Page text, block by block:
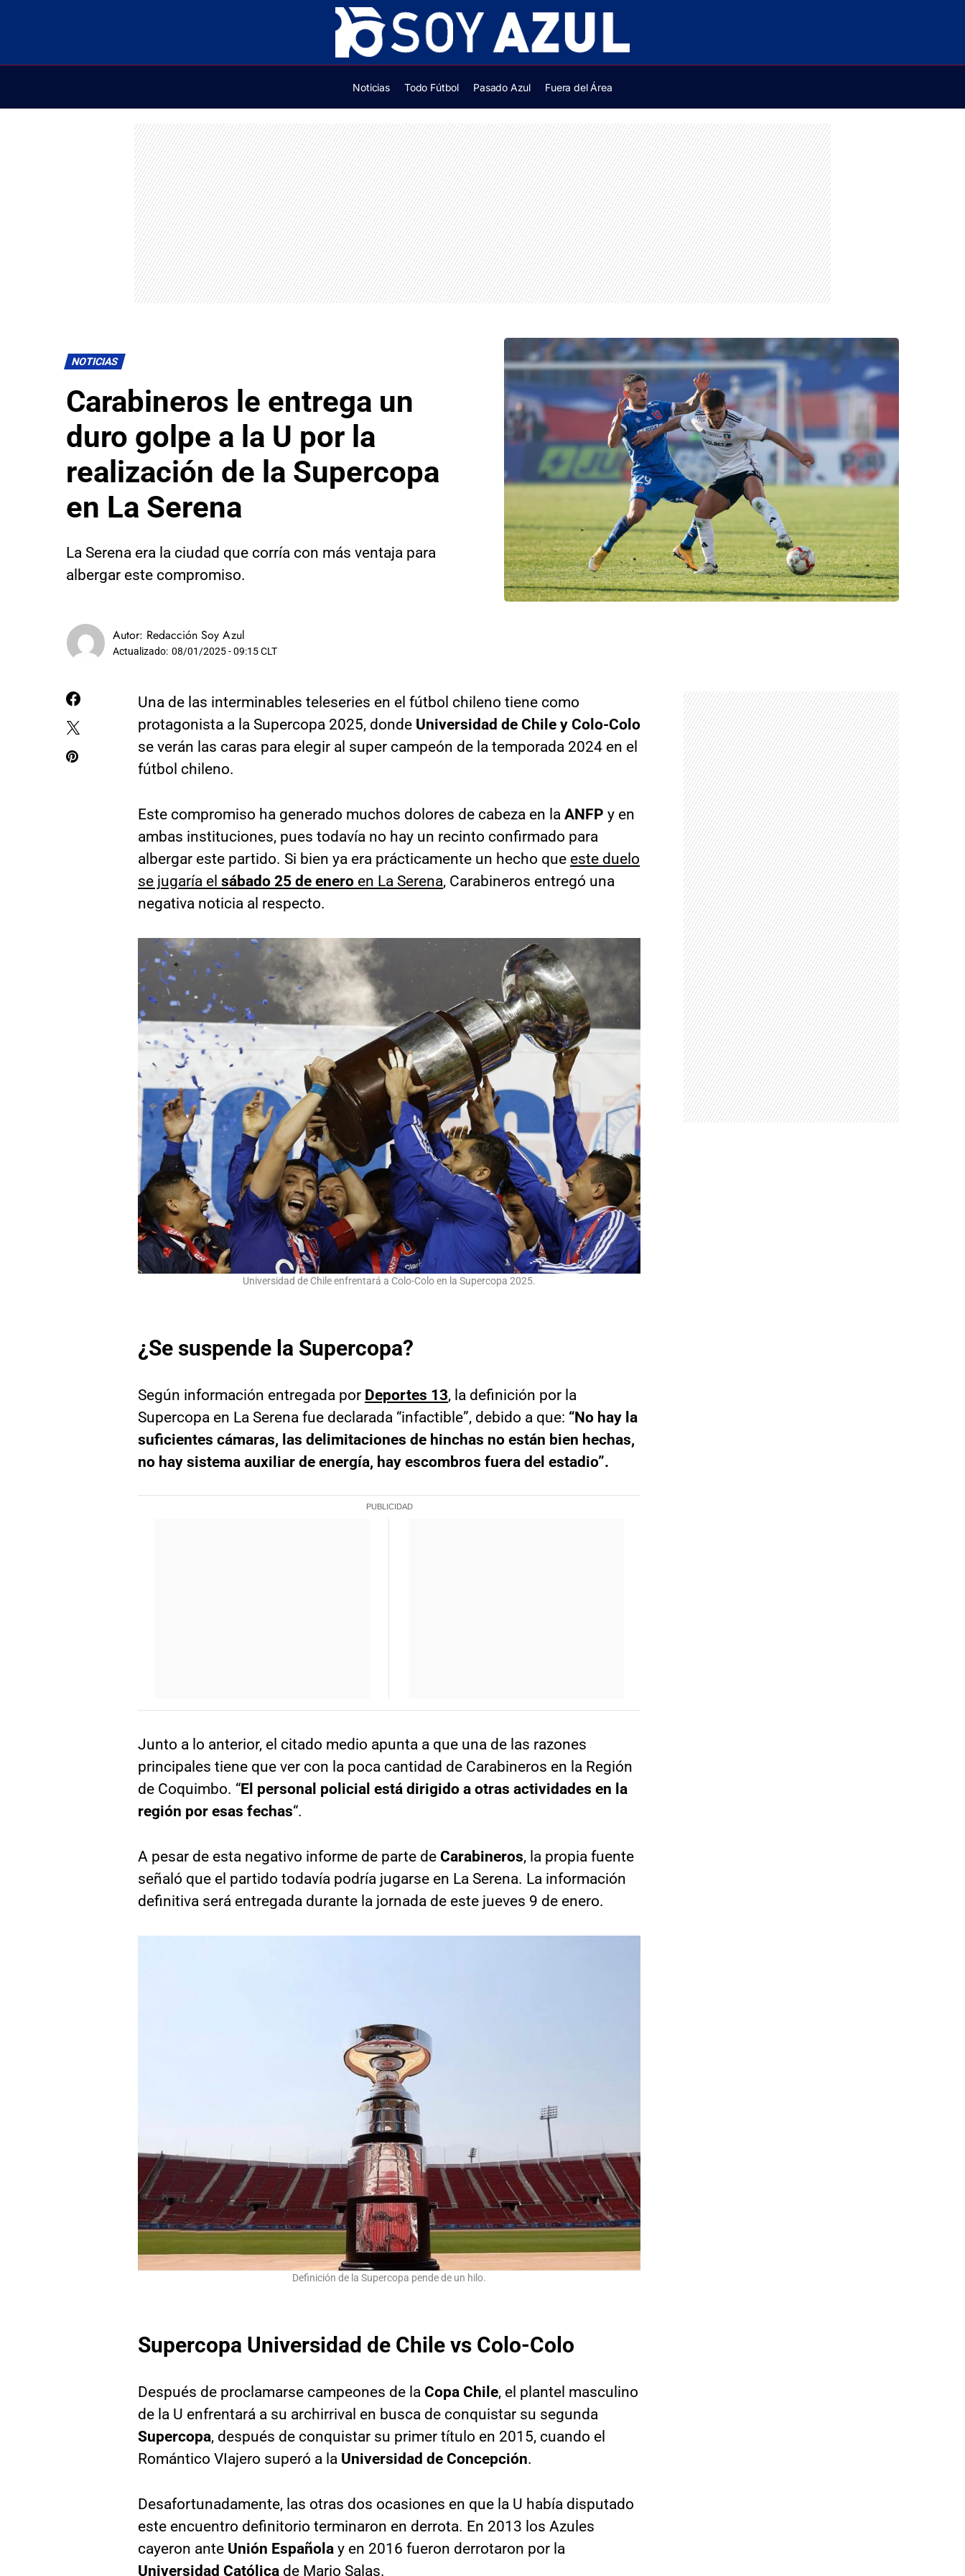
Noticias Todo Fútbol Pasado Azul Fuera del Área
NOTICIAS
Carabineros le entrega un
duro golpe a la U por la
realización de la Supercopa
en La Serena
La Serena era la ciudad que corría con más ventaja para
albergar este compromiso.
Autor: Redacción Soy Azul
Actualizado: 08/01/2025 - 09:15 CLT
Una de las interminables teleseries en el fútbol chileno tiene como
protagonista a la Supercopa 2025, donde Universidad de Chile y Colo-Colo
se verán las caras para elegir al super campeón de la temporada 2024 en el
fútbol chileno.
Este compromiso ha generado muchos dolores de cabeza en la ANFP y en
ambas instituciones, pues todavía no hay un recinto confirmado para
albergar este partido. Si bien ya era prácticamente un hecho que este duelo
se jugaría el sábado 25 de enero en La Serena, Carabineros entregó una
negativa noticia al respecto.
Universidad de Chile enfrentará a Colo-Colo en la Supercopa 2025.
¿Se suspende la Supercopa?
Según información entregada por Deportes 13, la definición por la
Supercopa en La Serena fue declarada “infactible”, debido a que: “No hay la
suficientes cámaras, las delimitaciones de hinchas no están bien hechas,
no hay sistema auxiliar de energía, hay escombros fuera del estadio”.
Junto a lo anterior, el citado medio apunta a que una de las razones
principales tiene que ver con la poca cantidad de Carabineros en la Región
de Coquimbo. “El personal policial está dirigido a otras actividades en la
región por esas fechas“.
A pesar de esta negativo informe de parte de Carabineros, la propia fuente
señaló que el partido todavía podría jugarse en La Serena. La información
definitiva será entregada durante la jornada de este jueves 9 de enero.
Definición de la Supercopa pende de un hilo.
Supercopa Universidad de Chile vs Colo-Colo
Después de proclamarse campeones de la Copa Chile, el plantel masculino
de la U enfrentará a su archirrival en busca de conquistar su segunda
Supercopa, después de conquistar su primer título en 2015, cuando el
Romántico VIajero superó a la Universidad de Concepción.
Desafortunadamente, las otras dos ocasiones en que la U había disputado
este encuentro definitorio terminaron en derrota. En 2013 los Azules
cayeron ante Unión Española y en 2016 fueron derrotaron por la
Universidad Católica de Mario Salas.